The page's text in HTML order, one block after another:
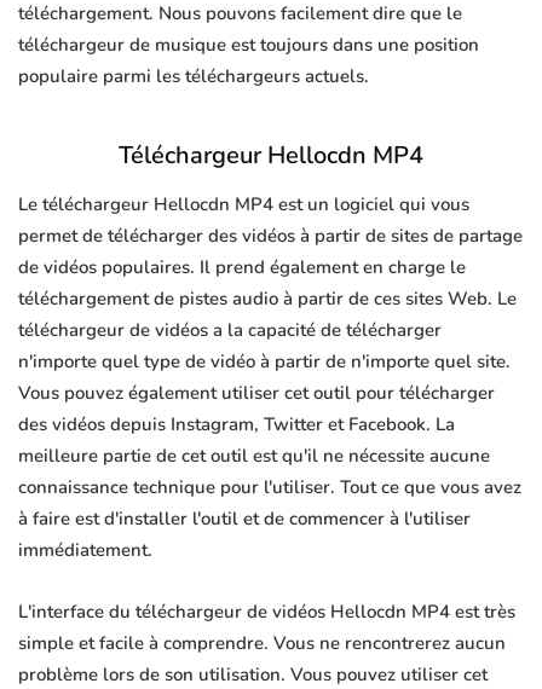
téléchargement. Nous pouvons facilement dire que le
téléchargeur de musique est toujours dans une position
populaire parmi les téléchargeurs actuels.
Téléchargeur Hellocdn MP4
Le téléchargeur Hellocdn MP4 est un logiciel qui vous
permet de télécharger des vidéos à partir de sites de partage
de vidéos populaires. Il prend également en charge le
téléchargement de pistes audio à partir de ces sites Web. Le
téléchargeur de vidéos a la capacité de télécharger
n'importe quel type de vidéo à partir de n'importe quel site.
Vous pouvez également utiliser cet outil pour télécharger
des vidéos depuis Instagram, Twitter et Facebook. La
meilleure partie de cet outil est qu'il ne nécessite aucune
connaissance technique pour l'utiliser. Tout ce que vous avez
à faire est d'installer l'outil et de commencer à l'utiliser
immédiatement.
L'interface du téléchargeur de vidéos Hellocdn MP4 est très
simple et facile à comprendre. Vous ne rencontrerez aucun
problème lors de son utilisation. Vous pouvez utiliser cet